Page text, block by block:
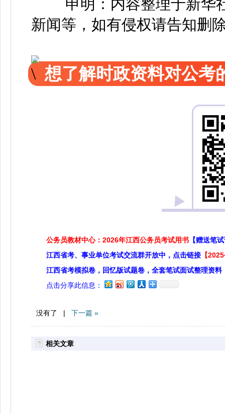
申明：内容整理于新华
新闻等，如有侵权请告知删
想了解时政资料对公考
公务员教材中心：2026年江西公务员考试用书 【赠送笔
江西省考、事业单位考试交流群开放中，点击链接 【
江西省考模拟卷，回忆版试题卷，全套笔试面试整理资料
点击分享此信息：
没有了 | 下一篇 »
相关文章